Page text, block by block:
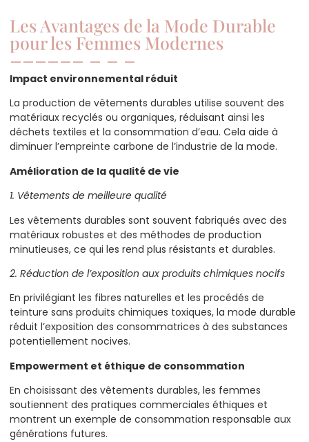
Les Avantages de la Mode Durable
pour les Femmes Modernes
Impact environnemental réduit
La production de vêtements durables utilise souvent des
matériaux recyclés ou organiques, réduisant ainsi les
déchets textiles et la consommation d’eau. Cela aide à
diminuer l’empreinte carbone de l’industrie de la mode.
Amélioration de la qualité de vie
1. Vêtements de meilleure qualité
Les vêtements durables sont souvent fabriqués avec des
matériaux robustes et des méthodes de production
minutieuses, ce qui les rend plus résistants et durables.
2. Réduction de l’exposition aux produits chimiques nocifs
En privilégiant les fibres naturelles et les procédés de
teinture sans produits chimiques toxiques, la mode durable
réduit l’exposition des consommatrices à des substances
potentiellement nocives.
Empowerment et éthique de consommation
En choisissant des vêtements durables, les femmes
soutiennent des pratiques commerciales éthiques et
montrent un exemple de consommation responsable aux
générations futures.